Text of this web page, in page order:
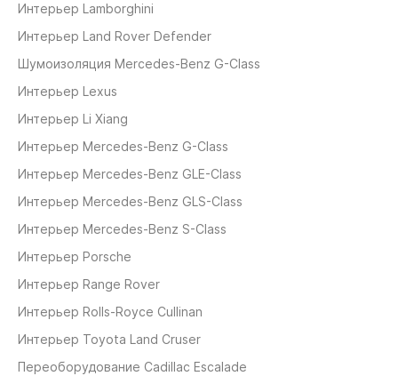
Интерьер Lamborghini
Интерьер Land Rover Defender
Шумоизоляция Mercedes-Benz G-Class
Интерьер Lexus
Интерьер Li Xiang
Интерьер Mercedes-Benz G-Class
Интерьер Mercedes-Benz GLE-Class
Интерьер Mercedes-Benz GLS-Class
Интерьер Mercedes-Benz S-Class
Интерьер Porsche
Интерьер Range Rover
Интерьер Rolls-Royce Cullinan
Интерьер Toyota Land Cruser
Переоборудование Cadillaс Escalade